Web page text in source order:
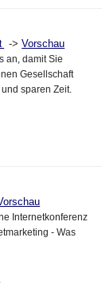
->Vorschau
an, damit Sie
Gesellschaft
sparen Zeit.
Internetkonferenz
- Was